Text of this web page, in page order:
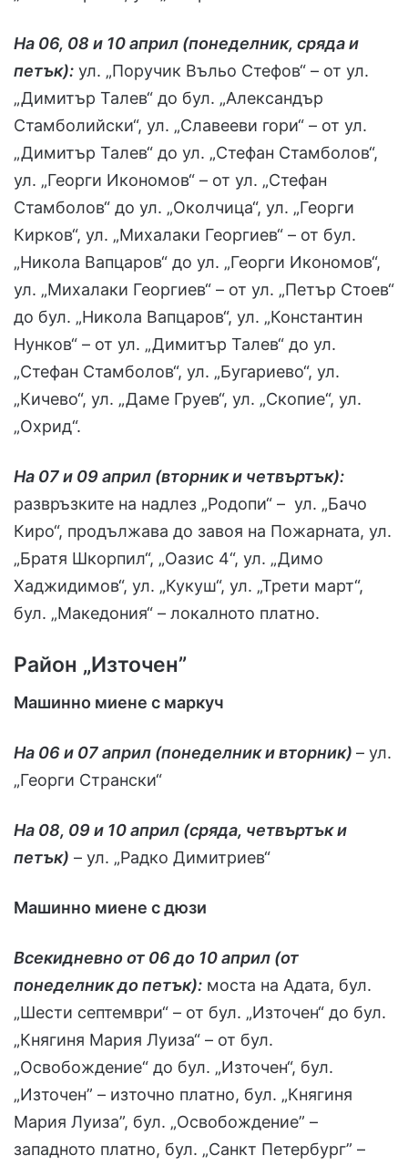
На 06, 08 и 10 април (понеделник, сряда и
петък): ул. „Поручик Въльо Стефов“ – от ул.
„Димитър Талев“ до бул. „Александър
Стамболийски“, ул. „Славееви гори“ – от ул.
„Димитър Талев“ до ул. „Стефан Стамболов“,
ул. „Георги Икономов“ – от ул. „Стефан
Стамболов“ до ул. „Околчица“, ул. „Георги
Кирков“, ул. „Михалаки Георгиев“ – от бул.
„Никола Вапцаров“ до ул. „Георги Икономов“,
ул. „Михалаки Георгиев“ – от ул. „Петър Стоев“
до бул. „Никола Вапцаров“, ул. „Константин
Нунков“ – от ул. „Димитър Талев“ до ул.
„Стефан Стамболов“, ул. „Бугариево“, ул.
„Кичево“, ул. „Даме Груев“, ул. „Скопие“, ул.
„Охрид“.
На 07 и 09 април (вторник и четвъртък):
развръзките на надлез „Родопи“ – ул. „Бачо
Киро“, продължава до завоя на Пожарната, ул.
„Братя Шкорпил“, „Оазис 4“, ул. „Димо
Хаджидимов“, ул. „Кукуш“, ул. „Трети март“,
бул. „Македония“ – локалното платно.
Район „Източен”
Машинно миене с маркуч
На 06 и 07 април (понеделник и вторник) – ул.
„Георги Странски“
На 08, 09 и 10 април (сряда, четвъртък и
петък) – ул. „Радко Димитриев“
Машинно миене с дюзи
Всекидневно от 06 до 10 април (от
понеделник до петък): моста на Адата, бул.
„Шести септември“ – от бул. „Източен“ до бул.
„Княгиня Мария Луиза“ – от бул.
„Освобождение“ до бул. „Източен“, бул.
„Източен” – източно платно, бул. „Княгиня
Мария Луиза”, бул. „Освобождение” –
западното платно, бул. „Санкт Петербург” –